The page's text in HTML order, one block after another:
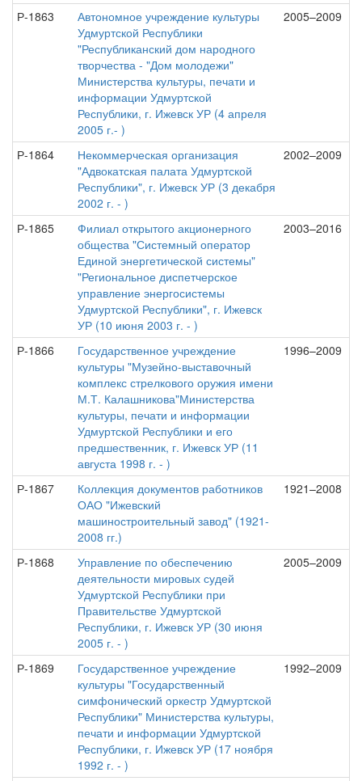
Р-1863
Автономное учреждение культуры
Удмуртской Республики
"Республиканский дом народного
творчества - "Дом молодежи"
Министерства культуры, печати и
информации Удмуртской
Республики, г. Ижевск УР (4 апреля
2005 г.- )
2005–2009
Р-1864
Некоммерческая организация
"Адвокатская палата Удмуртской
Республики", г. Ижевск УР (3 декабря
2002 г. - )
2002–2009
Р-1865
Филиал открытого акционерного
общества "Системный оператор
Единой энергетической системы"
"Региональное диспетчерское
управление энергосистемы
Удмуртской Республики", г. Ижевск
УР (10 июня 2003 г. - )
2003–2016
Р-1866
Государственное учреждение
культуры "Музейно-выставочный
комплекс стрелкового оружия имени
М.Т. Калашникова"Министерства
культуры, печати и информации
Удмуртской Республики и его
предшественник, г. Ижевск УР (11
августа 1998 г. - )
1996–2009
Р-1867
Коллекция документов работников
ОАО "Ижевский
машиностроительный завод" (1921-
2008 гг.)
1921–2008
Р-1868
Управление по обеспечению
деятельности мировых судей
Удмуртской Республики при
Правительстве Удмуртской
Республики, г. Ижевск УР (30 июня
2005 г. - )
2005–2009
Р-1869
Государственное учреждение
культуры "Государственный
симфонический оркестр Удмуртской
Республики" Министерства культуры,
печати и информации Удмуртской
Республики, г. Ижевск УР (17 ноября
1992 г. - )
1992–2009